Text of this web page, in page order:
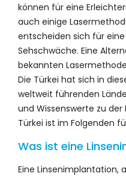
können für eine
auch einige
entscheiden sich für
Sehschwäche. Eine
bekannten
Die Türkei hat sich in
weltweit führenden
und Wissenswerte zu
Türkei ist im Folgenden
Was ist eine
Eine Linsenimplantation,